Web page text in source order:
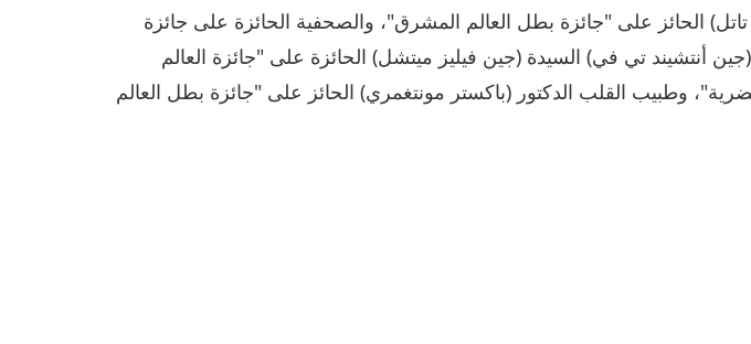
تاتل) الحائز على "جائزة بطل العالم المشرق"، والصحفية الحائزة على جائزة
أنتشيند تي في) السيدة (جين فيليز ميتشل) الحائزة على "جائزة العالم
وطبيب القلب الدكتور (باكستر مونتغمري) الحائز على "جائزة بطل العالم